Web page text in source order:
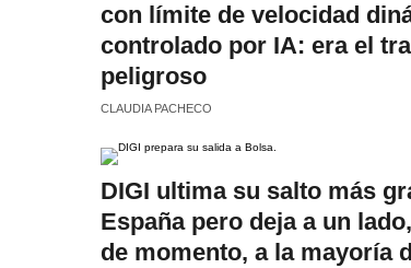
con límite de velocidad
controlado por IA: era el
peligroso
CLAUDIA PACHECO
DIGI ultima su salto más
España pero deja a un
de momento, a la mayoría